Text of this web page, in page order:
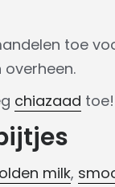
toe
chiazaad toe!
milk,